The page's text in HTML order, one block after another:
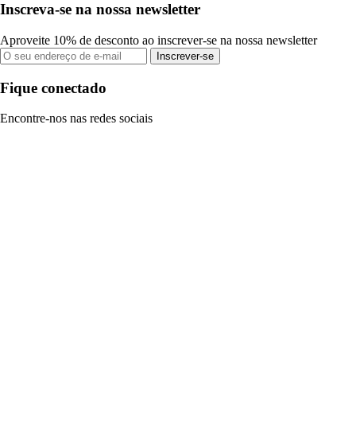
Inscreva-se na nossa newsletter
Aproveite 10% de desconto ao inscrever-se na nossa newsletter
Inscrever-se
Fique conectado
Encontre-nos nas redes sociais